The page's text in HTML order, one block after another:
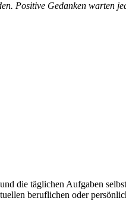
Positive Gedanken warten
die täglichen Aufgaben
beruflichen oder